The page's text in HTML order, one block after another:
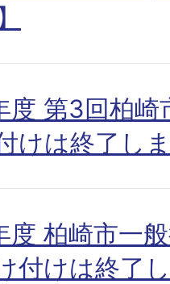
第3回柏崎
けは終了し
柏崎市一
付けは終了